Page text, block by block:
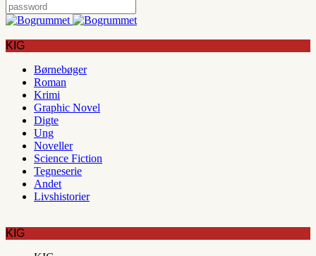
KIG
Børnebøger
Roman
Krimi
Graphic Novel
Digte
Ung
Noveller
Science Fiction
Tegneserie
Andet
Livshistorier
KIG